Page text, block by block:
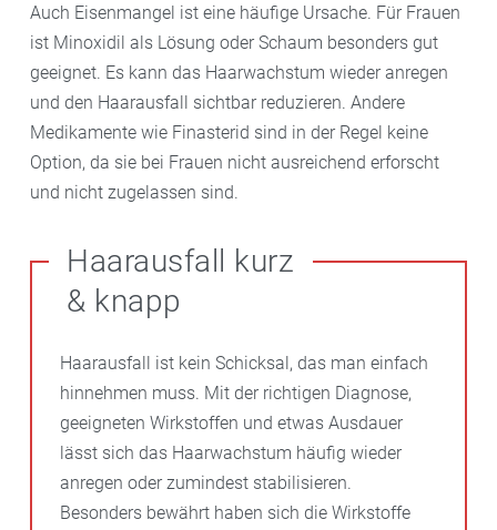
Auch Eisenmangel ist eine häufige Ursache. Für Frauen
ist Minoxidil als Lösung oder Schaum besonders gut
geeignet. Es kann das Haarwachstum wieder anregen
und den Haarausfall sichtbar reduzieren. Andere
Medikamente wie Finasterid sind in der Regel keine
Option, da sie bei Frauen nicht ausreichend erforscht
und nicht zugelassen sind.
Haarausfall kurz
& knapp
Haarausfall ist kein Schicksal, das man einfach
hinnehmen muss. Mit der richtigen Diagnose,
geeigneten Wirkstoffen und etwas Ausdauer
lässt sich das Haarwachstum häufig wieder
anregen oder zumindest stabilisieren.
Besonders bewährt haben sich die Wirkstoffe